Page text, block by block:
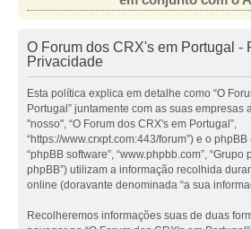
O Forum dos CRX's em Portugal -
Privacidade
Esta política explica em detalhe como “O
Portugal” juntamente com as suas empresas
"nosso", “O Forum dos CRX's em Portugal”,
“https://www.crxpt.com:443/forum”) e o phpBB
“phpBB software”, “www.phpbb.com”, “Grupo
phpBB”) utilizam a informação recolhida
online (doravante denominada “a sua
Recolheremos informações suas de duas